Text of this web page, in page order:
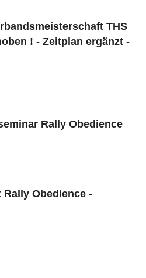
THS
! - Zeitplan ergänzt -
Rally Obedience
Obedience -